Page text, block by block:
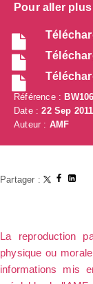
Pour aller
Référence :
Date :22 Sep 2011
Auteur : AMF
Partager :
La reproduction
physique ou
informations mis